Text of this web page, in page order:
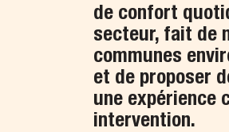
de confort
secteur, fait de
communes
et de proposer
une expérience
intervention.